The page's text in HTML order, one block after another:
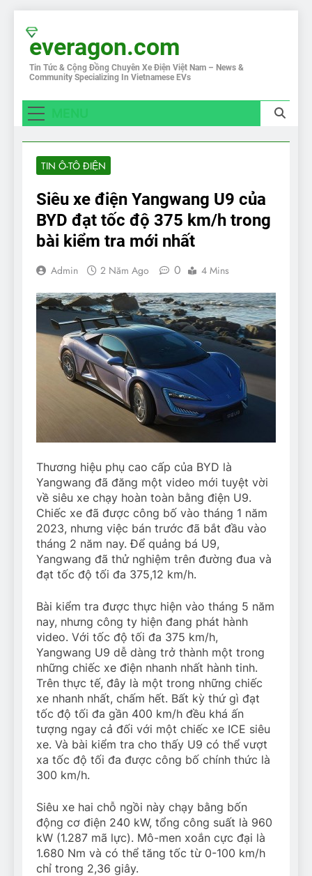
content
everagon.com
Tin Tức & Cộng Đồng Chuyên Xe Điện Việt Nam – News &
Community Specializing In Vietnamese EVs
TIN Ô-TÔ ĐIỆN
Siêu xe điện Yangwang U9 của
BYD đạt tốc độ 375 km/h trong
bài kiểm tra mới nhất
Admin 2 Năm Ago 0 4 Mins
Thương hiệu phụ cao cấp của BYD là
Yangwang đã đăng một video mới tuyệt vời
về siêu xe chạy hoàn toàn bằng điện U9.
Chiếc xe đã được công bố vào tháng 1 năm
2023, nhưng việc bán trước đã bắt đầu vào
tháng 2 năm nay. Để quảng bá U9,
Yangwang đã thử nghiệm trên đường đua và
đạt tốc độ tối đa 375,12 km/h.
Bài kiểm tra được thực hiện vào tháng 5 năm
nay, nhưng công ty hiện đang phát hành
video. Với tốc độ tối đa 375 km/h,
Yangwang U9 dễ dàng trở thành một trong
những chiếc xe điện nhanh nhất hành tinh.
Trên thực tế, đây là một trong những chiếc
xe nhanh nhất, chấm hết. Bất kỳ thứ gì đạt
tốc độ tối đa gần 400 km/h đều khá ấn
tượng ngay cả đối với một chiếc xe ICE siêu
xe. Và bài kiểm tra cho thấy U9 có thể vượt
xa tốc độ tối đa được công bố chính thức là
300 km/h.
Siêu xe hai chỗ ngồi này chạy bằng bốn
động cơ điện 240 kW, tổng công suất là 960
kW (1.287 mã lực). Mô-men xoắn cực đại là
1.680 Nm và có thể tăng tốc từ 0-100 km/h
chỉ trong 2,36 giây.